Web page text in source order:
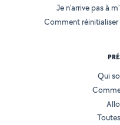
Je n'arrive pas à
Comment
Qui